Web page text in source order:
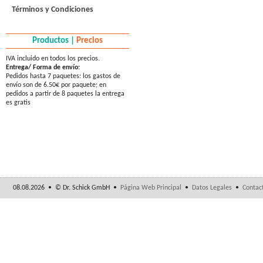
Términos y Condiciones
Productos | Precios
IVA incluido en todos los precios.
Entrega/ Forma de envío:
Pedidos hasta 7 paquetes: los gastos de
envío son de 6.50€ por paquete; en
pedidos a partir de 8 paquetes la entrega
es gratis
08.08.2026 • © Dr. Schick GmbH • Página Web Principal • Datos Legales •